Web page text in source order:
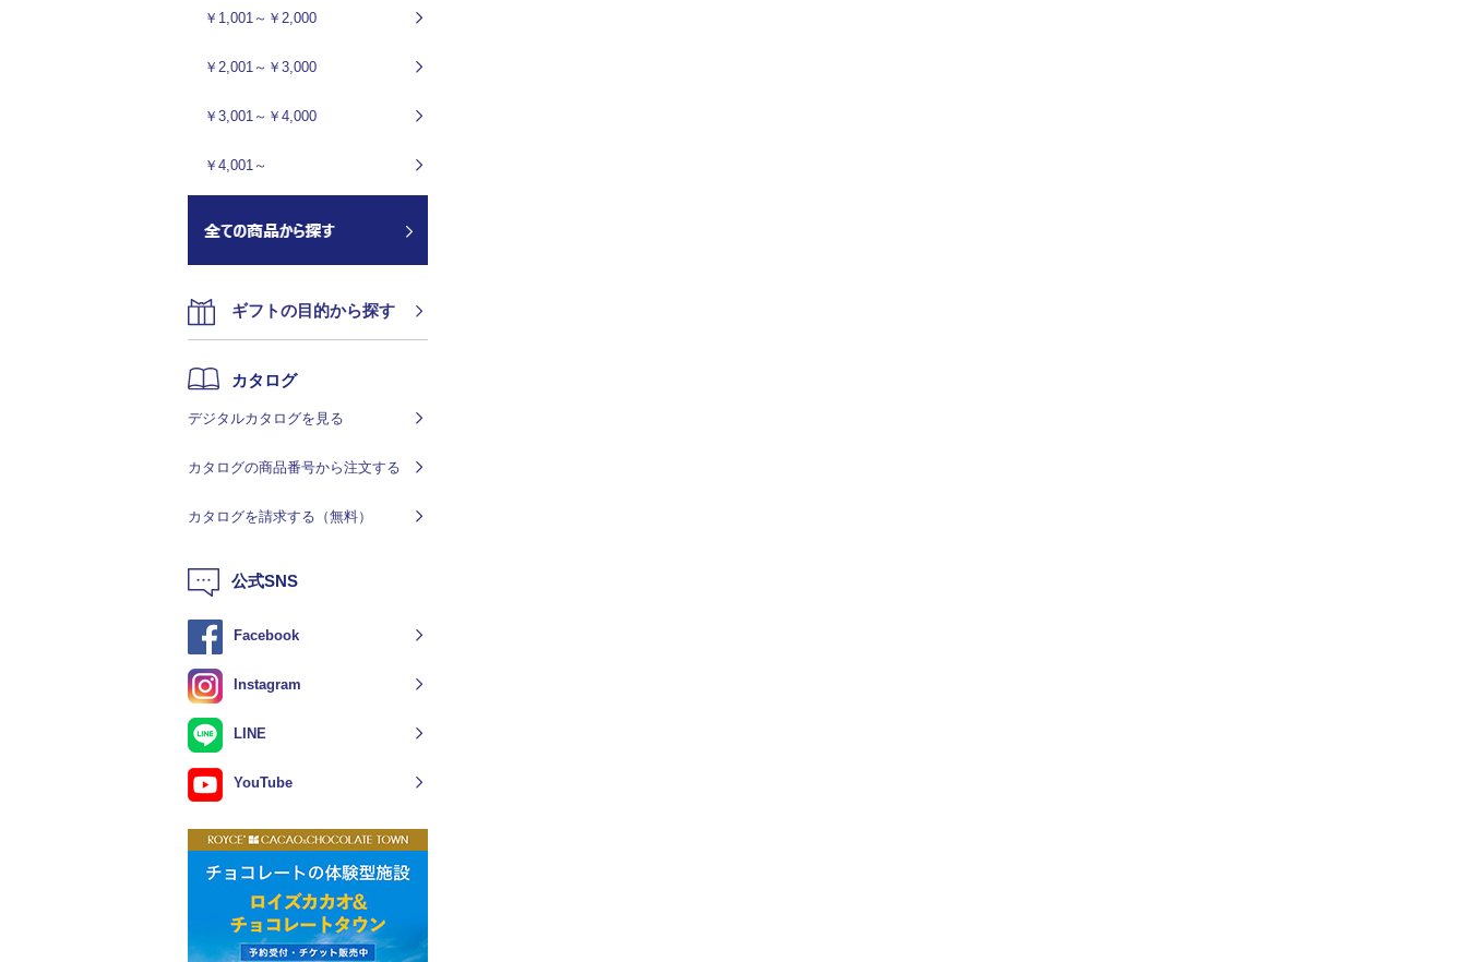
￥1,001～￥2,000
￥2,001～￥3,000
￥3,001～￥4,000
￥4,001～
ギフトの目的から探す
カタログ
デジタルカタログを見る
カタログの商品番号から注文する
カタログを請求する（無料）
公式SNS
Facebook
Instagram
LINE
YouTube